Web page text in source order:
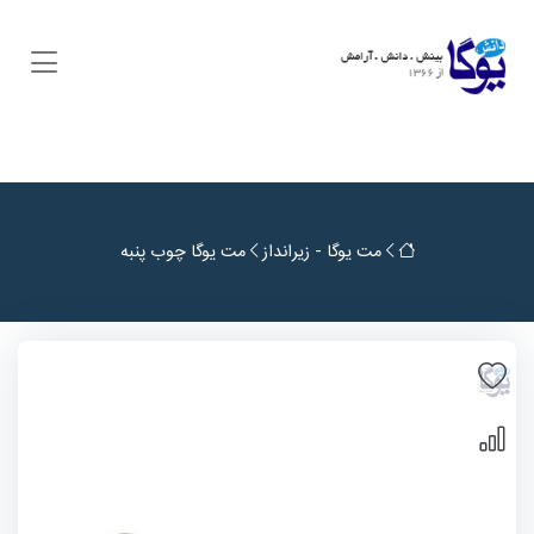
مت یوگا - زیرانداز مت یوگا چوب پنبه